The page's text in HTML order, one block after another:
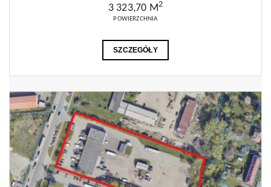
3 323,70 M2
POWIERZCHNIA
SZCZEGÓŁY